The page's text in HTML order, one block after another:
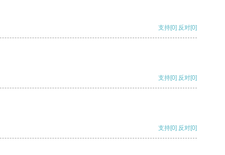
支持[0] 反对[0]
支持[0] 反对[0]
支持[0] 反对[0]